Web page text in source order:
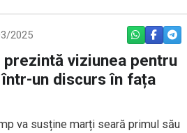
2025 WHATSAPP
prezintă viziunea pentru
un discurs în fața
va susține marți seară primul său